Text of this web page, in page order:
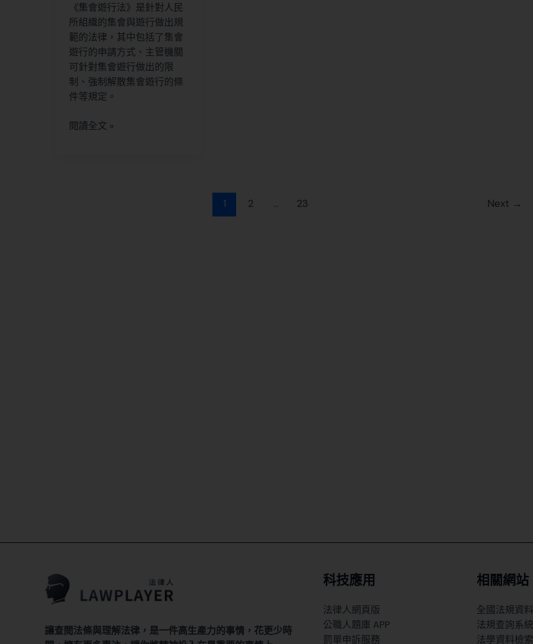
《集會遊行法》是針對人民
所組織的集會與遊行做出規
範的法律，其中包括了集會
遊行的申請方式、主管機關
可針對集會遊行做出的限
制、強制解散集會遊行的條
件等規定。
閱讀全文 »
1 2 ... 23 Next →
讓查閱法條與理解法律，是一件高生產力的事情，花更少時
科技應用
法律人網頁版
公職人題庫 APP
罰單申訴服務
相關網站
全國法規資
法規查詢系
法學資料檢